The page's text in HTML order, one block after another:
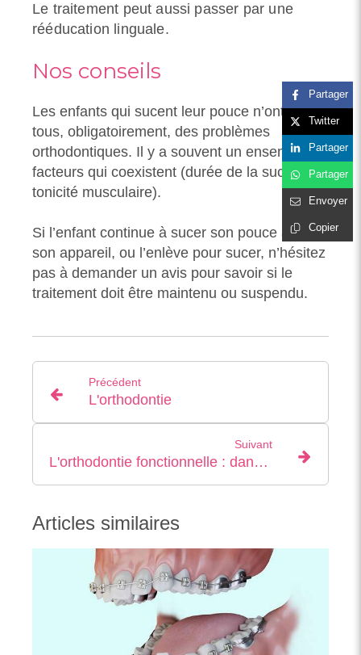
Le traitement peut aussi passer par une
rééducation linguale.
Nos conseils
Les enfants qui sucent leur pouce n’ont pas
tous, obligatoirement, des problèmes
orthodontiques. Il y a souvent un ensemble de
facteurs qui coexistent (durée de la succion,
tonicité musculaire).
Si l’enfant continue à sucer son pouce avec
son appareil, ou l’enlève pour sucer, n’hésitez
pas à demander un avis pour savoir si le
traitement doit être maintenu ou suspendu.
Précédent
L'orthodontie
Suivant
L'orthodontie fonctionnelle : dans quels cas ?
Articles similaires
Partager
Twitter
Partager
Partager
Envoyer
Copier